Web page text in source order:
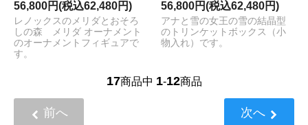
56,800円(税込62,480円)
レノックスのメリダとおそろ
しの森 メリダ オーナメント
のオーナメントフィギュアで
す。
56,800円(税込62,480円)
アナと雪の女王の雪の結晶型
のトリンケットボックス（小
物入れ）です。
17商品中 1-12商品
前へ 次へ